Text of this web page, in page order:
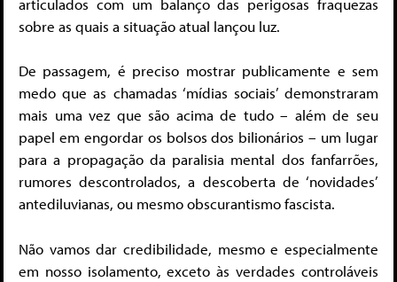
articulados com um balanço das perigosas fraquezas
sobre as quais a situação atual lançou luz.
De passagem, é preciso mostrar publicamente e sem
medo que as chamadas ‘mídias sociais’ demonstraram
mais uma vez que são acima de tudo – além de seu
papel em engordar os bolsos dos bilionários – um lugar
para a propagação da paralisia mental dos fanfarrões,
rumores descontrolados, a descoberta de ‘novidades’
antediluvianas, ou mesmo obscurantismo fascista.
Não vamos dar credibilidade, mesmo e especialmente
em nosso isolamento, exceto às verdades controláveis